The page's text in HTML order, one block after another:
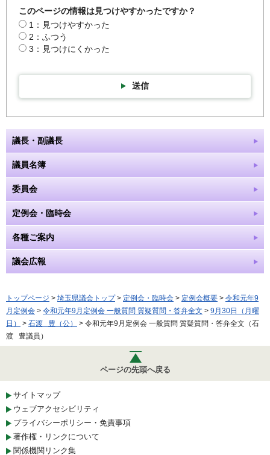
このページの情報は見つけやすかったですか？
1：見つけやすかった
2：ふつう
3：見つけにくかった
送信
議長・副議長
議員名簿
委員会
定例会・臨時会
各種ご案内
議会広報
トップページ > 埼玉県議会トップ> 定例会・臨時会 > 定例会概要 > 令和元年9
月定例会 > 令和元年9月定例会 一般質問 質疑質問・答弁全文 > 9月30日（月曜
日）
> 石渡 豊（公）
> 令和元年9月定例会 一般質問 質疑質問・答弁全文（石
渡 豊議員）
ページの先頭へ戻る
サイトマップ
ウェブアクセシビリティ
プライバシーポリシー・免責事項
著作権・リンクについて
関係機関リンク集